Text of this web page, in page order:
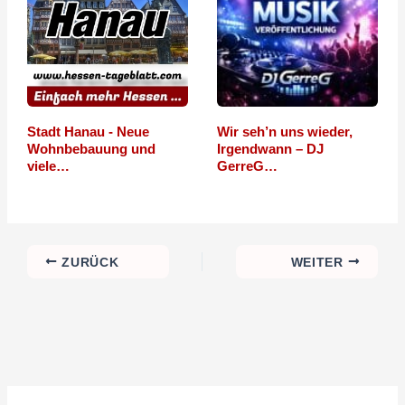
Stadt Hanau - Neue
Wohnbebauung und
viele…
Wir seh’n uns wieder,
Irgendwann – DJ
GerreG…
ZURÜCK WEITER